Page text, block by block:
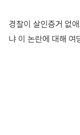
경찰이 살인증거 없
냐 이 논란에 대해 여